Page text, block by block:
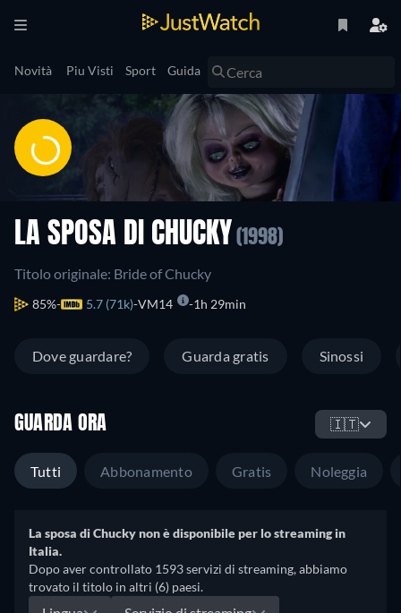
Novità Piu Visti Sport Guida
LA SPOSA DI CHUCKY (1998)
Titolo originale: Bride of Chucky
85% 5.7 (71k) VM14 1h 29min
Dove guardare? Guarda gratis Sinossi
GUARDA ORA 🇮🇹
Tutti Abbonamento Gratis Noleggia
La sposa di Chucky non è disponibile per lo streaming in
Italia.
Dopo aver controllato 1593 servizi di streaming, abbiamo
trovato il titolo in altri (6) paesi.